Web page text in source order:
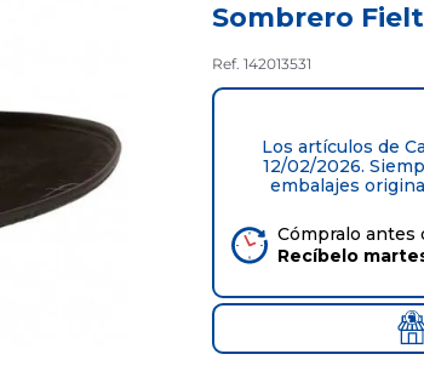
Sombrero
Ref. 142013531
Los artículos de
12/02/2026.
embalajes
Cómpralo antes
Recíbelo